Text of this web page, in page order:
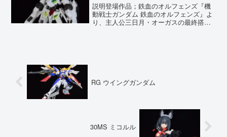
説明登場作品；鉄血のオルフェンズ『機
動戦士ガンダム 鉄血のオルフェンズ』よ
り、主人公三日月・オーガスの最終搭乗
RG ウイングガンダム
30MS ミコルル